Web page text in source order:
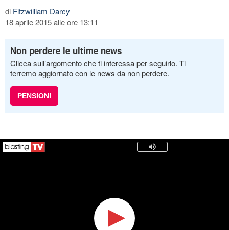
di Fitzwilliam Darcy
18 aprile 2015 alle ore 13:11
Non perdere le ultime news
Clicca sull’argomento che ti interessa per seguirlo. Ti
terremo aggiornato con le news da non perdere.
PENSIONI